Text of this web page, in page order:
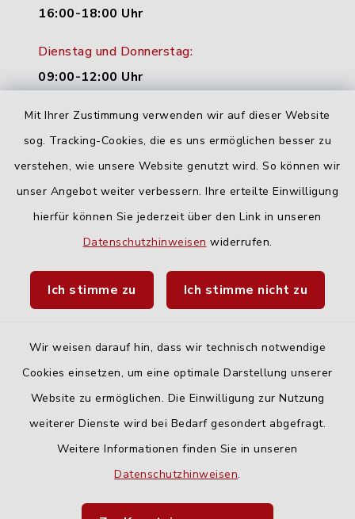
Mit Ihrer Zustimmung verwenden wir auf dieser Website
sog. Tracking-Cookies, die es uns ermöglichen besser zu
verstehen, wie unsere Website genutzt wird. So können wir
unser Angebot weiter verbessern. Ihre erteilte Einwilligung
hierfür können Sie jederzeit über den Link in unseren
Datenschutzhinweisen widerrufen.
Ich stimme zu Ich stimme nicht zu
Wir weisen darauf hin, dass wir technisch notwendige
Cookies einsetzen, um eine optimale Darstellung unserer
Website zu ermöglichen. Die Einwilligung zur Nutzung
weiterer Dienste wird bei Bedarf gesondert abgefragt.
Weitere Informationen finden Sie in unseren
Datenschutzhinweisen.
16:00-18:00 Uhr
Dienstag und Donnerstag:
09:00-12:00 Uhr
Mittwoch:
16:00-18:00 Uhr
Landratsamt Neu-Ulm
Kontakt